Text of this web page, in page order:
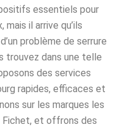
essentiels pour
il arrive qu’ils
problème de serrure
trouvez dans une telle
des services
rapides, efficaces et
sur les marques les
Fichet, et offrons des